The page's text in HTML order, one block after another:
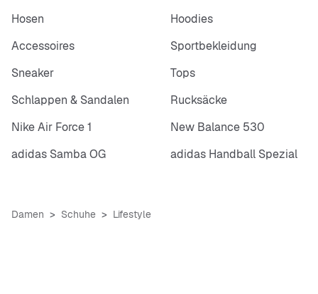
Hosen
Hoodies
Accessoires
Sportbekleidung
Sneaker
Tops
Schlappen & Sandalen
Rucksäcke
Nike Air Force 1
New Balance 530
adidas Samba OG
adidas Handball Spezial
Damen Schuhe Lifestyle